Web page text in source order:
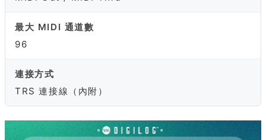
最大 MIDI 通道數
96
連接方式
TRS 連接線（內附）